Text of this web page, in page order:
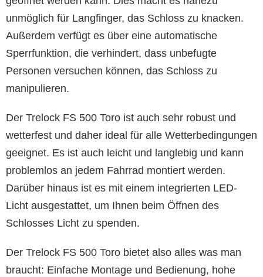
unmöglich für Langfinger, das Schloss zu knacken.
Außerdem verfügt es über eine automatische
Sperrfunktion, die verhindert, dass unbefugte
Personen versuchen können, das Schloss zu
manipulieren.
Der Trelock FS 500 Toro ist auch sehr robust und
wetterfest und daher ideal für alle Wetterbedingungen
geeignet. Es ist auch leicht und langlebig und kann
problemlos an jedem Fahrrad montiert werden.
Darüber hinaus ist es mit einem integrierten LED-
Licht ausgestattet, um Ihnen beim Öffnen des
Schlosses Licht zu spenden.
Der Trelock FS 500 Toro bietet also alles was man
braucht: Einfache Montage und Bedienung, hohe